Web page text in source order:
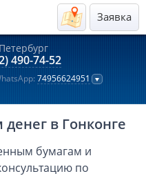
Заявка
490-74-52
74956624951
в Гонконге
бумагам и
по